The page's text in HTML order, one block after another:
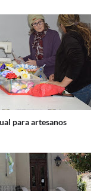
para artesanos